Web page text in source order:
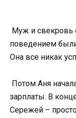
Муж и свекровь
поведением
Она все никак
Потом Аня
зарплаты. В
Сережей –